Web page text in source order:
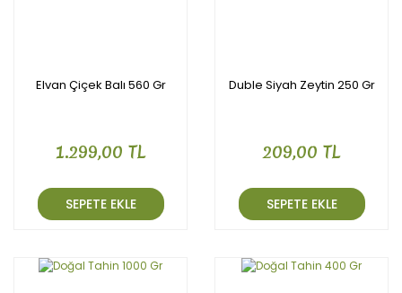
Elvan Çiçek Balı 560 Gr
1.299,00 TL
SEPETE EKLE
Duble Siyah Zeytin 250 Gr
209,00 TL
SEPETE EKLE